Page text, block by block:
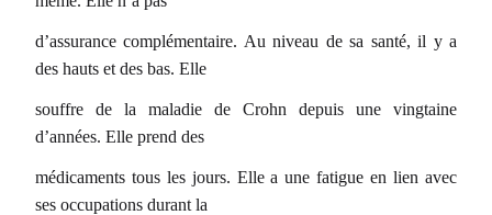
d’assurance complémentaire. Au niveau de sa santé, il y a
des hauts et des bas. Elle
souffre de la maladie de Crohn depuis une vingtaine
d’années. Elle prend des
médicaments tous les jours. Elle a une fatigue en lien avec
ses occupations durant la